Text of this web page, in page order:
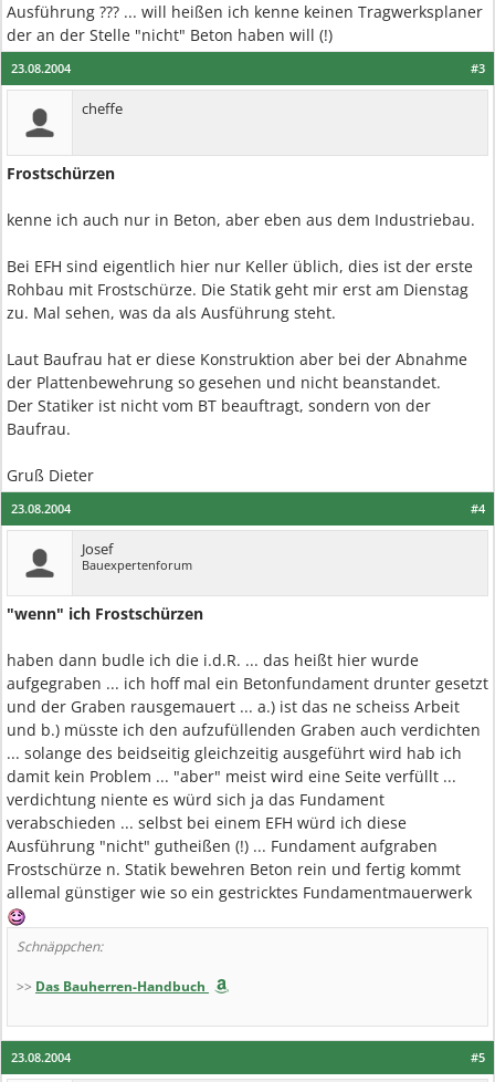
Ausführung ??? ... will heißen ich kenne keinen Tragwerksplaner
der an der Stelle "nicht" Beton haben will (!)
#3
23.08.2004
cheffe
Frostschürzen
kenne ich auch nur in Beton, aber eben aus dem Industriebau.
Bei EFH sind eigentlich hier nur Keller üblich, dies ist der erste
Rohbau mit Frostschürze. Die Statik geht mir erst am Dienstag
zu. Mal sehen, was da als Ausführung steht.
Laut Baufrau hat er diese Konstruktion aber bei der Abnahme
der Plattenbewehrung so gesehen und nicht beanstandet.
Der Statiker ist nicht vom BT beauftragt, sondern von der
Baufrau.
Gruß Dieter
#4
23.08.2004
Josef
Bauexpertenforum
"wenn" ich Frostschürzen
haben dann budle ich die i.d.R. ... das heißt hier wurde
aufgegraben ... ich hoff mal ein Betonfundament drunter gesetzt
und der Graben rausgemauert ... a.) ist das ne scheiss Arbeit
und b.) müsste ich den aufzufüllenden Graben auch verdichten
... solange des beidseitig gleichzeitig ausgeführt wird hab ich
damit kein Problem ... "aber" meist wird eine Seite verfüllt ...
verdichtung niente es würd sich ja das Fundament
verabschieden ... selbst bei einem EFH würd ich diese
Ausführung "nicht" gutheißen (!) ... Fundament aufgraben
Frostschürze n. Statik bewehren Beton rein und fertig kommt
allemal günstiger wie so ein gestricktes Fundamentmauerwerk
Schnäppchen:
>> Das Bauherren-Handbuch
#5
23.08.2004